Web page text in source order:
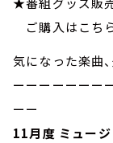
ご購入はこ
気になった楽曲
ーーーーーーー
ーー
11月度 ミュー